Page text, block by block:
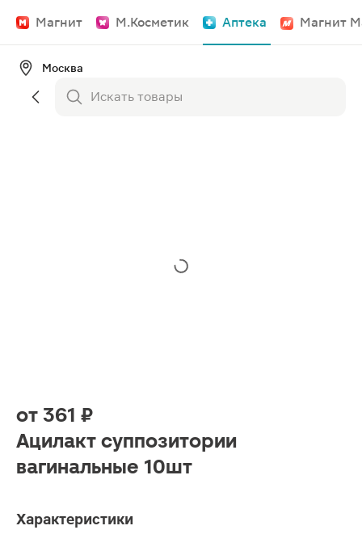
Магнит М.Косметик Аптека Магнит
Москва
от 361 ₽
Ацилакт суппозитории
вагинальные 10шт
Характеристики